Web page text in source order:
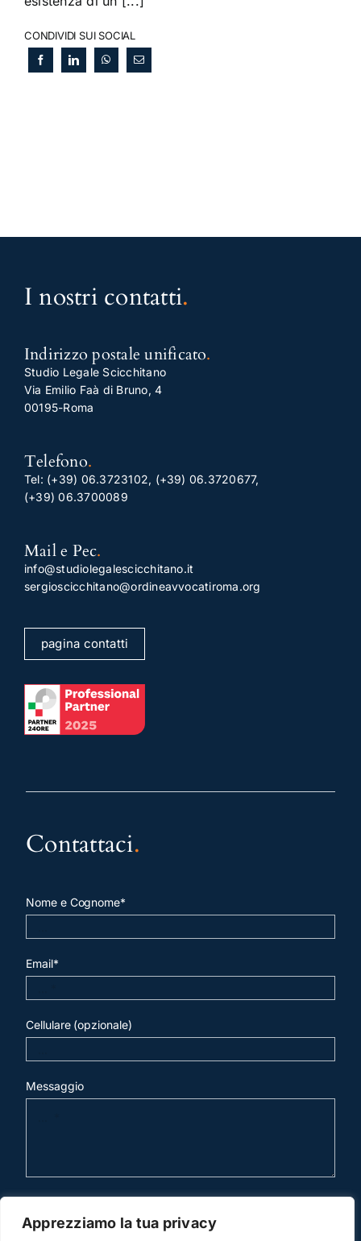
Apprezziamo la tua privacy
CONDIVIDI SUI SOCIAL
I nostri contatti.
Indirizzo postale unificato.
Studio Legale Scicchitano
Via Emilio Faà di Bruno, 4
00195-Roma
Telefono.
Tel: (+39) 06.3723102, (+39) 06.3720677,
(+39) 06.3700089
Mail e Pec.
info@studiolegalescicchitano.it
sergioscicchitano@ordineavvocatiroma.org
pagina contatti
Contattaci.
Nome e Cognome*
Email*
Cellulare (opzionale)
Messaggio
invia mail